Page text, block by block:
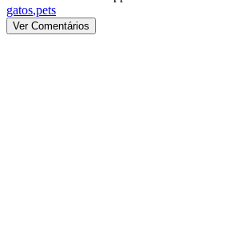
gatos,pets
Ver Comentários